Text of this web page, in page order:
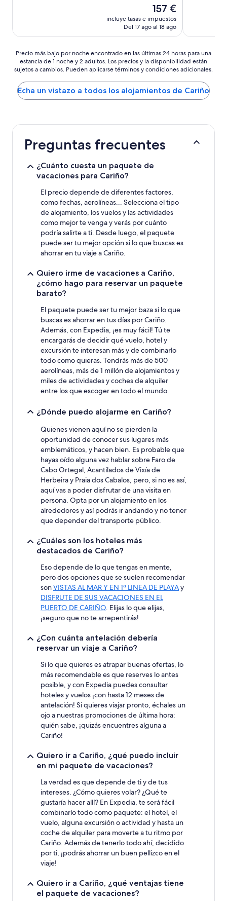
El
precio
actual
157 €
157 €
incluye tasas e impuestos
Del 17 ago al 18 ago
Precio
más
bajo
por
noche
encontrado
últimas
estancia
2 adultos.
disponibilidad
cambios.
condiciones
Precio más bajo por noche encontrado en las últimas 24 horas para una
estancia de 1 noche y 2 adultos. Los precios y la disponibilidad están
sujetos a cambios. Pueden aplicarse términos y condiciones adicionales.
Echa un vistazo a todos los alojamientos de Cariño
Preguntas frecuentes
¿Cuánto cuesta un paquete de
vacaciones para Cariño?
El precio depende de diferentes factores,
como fechas, aerolíneas... Selecciona el tipo
de alojamiento, los vuelos y las actividades
como mejor te venga y verás por cuánto
podría salirte a ti. Desde luego, el paquete
puede ser tu mejor opción si lo que buscas es
ahorrar en tu viaje a Cariño.
Quiero irme de vacaciones a Cariño,
¿cómo hago para reservar un paquete
barato?
El paquete puede ser tu mejor baza si lo que
buscas es ahorrar en tus días por Cariño.
Además, con Expedia, ¡es muy fácil! Tú te
encargarás de decidir qué vuelo, hotel y
excursión te interesan más y de combinarlo
todo como quieras. Tendrás más de 500
aerolíneas, más de 1 millón de alojamientos y
miles de actividades y coches de alquiler
entre los que escoger en todo el mundo.
¿Dónde puedo alojarme en Cariño?
Quienes vienen aquí no se pierden la
oportunidad de conocer sus lugares más
emblemáticos, y hacen bien. Es probable que
hayas oído alguna vez hablar sobre Faro de
Cabo Ortegal, Acantilados de Vixía de
Herbeira y Praia dos Cabalos, pero, si no es así,
aquí vas a poder disfrutar de una visita en
persona. Opta por un alojamiento en los
alrededores y así podrás ir andando y no tener
que depender del transporte público.
¿Cuáles son los hoteles más
destacados de Cariño?
Eso depende de lo que tengas en mente,
pero dos opciones que se suelen recomendar
sonVISTAS AL MAR Y EN 1ª LINEA DE PLAYAy
DISFRUTE DE SUS VACACIONES EN EL
PUERTO DE CARIÑO. Elijas lo que elijas,
¡seguro que no te arrepentirás!
¿Con cuánta antelación debería
reservar un viaje a Cariño?
Si lo que quieres es atrapar buenas ofertas, lo
más recomendable es que reserves lo antes
posible, y con Expedia puedes consultar
hoteles y vuelos ¡con hasta 12 meses de
antelación! Si quieres viajar pronto, échales un
ojo a nuestras promociones de última hora:
quién sabe, ¡quizás encuentres alguna a
Cariño!
Quiero ir a Cariño, ¿qué puedo incluir
en mi paquete de vacaciones?
La verdad es que depende de ti y de tus
intereses. ¿Cómo quieres volar? ¿Qué te
gustaría hacer allí? En Expedia, te será fácil
combinarlo todo como paquete: el hotel, el
vuelo, alguna excursión o actividad y hasta un
coche de alquiler para moverte a tu ritmo por
Cariño. Además de tenerlo todo ahí, decidido
por ti, ¡podrás ahorrar un buen pellizco en el
viaje!
Quiero ir a Cariño, ¿qué ventajas tiene
el paquete de vacaciones?